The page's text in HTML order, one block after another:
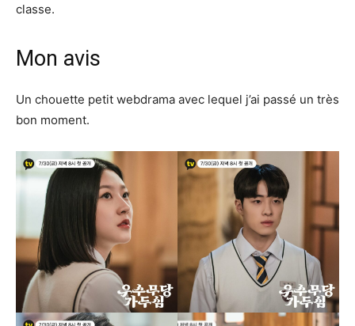
classe.
Mon avis
Un chouette petit webdrama avec lequel j’ai passé un très
bon moment.